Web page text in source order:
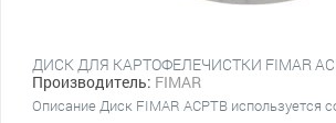
ДИСК ДЛЯ КАРТОФЕЛЕЧИСТКИ FIMAR
Производитель: FIMAR
Описание Диск FIMAR ACPTB используется